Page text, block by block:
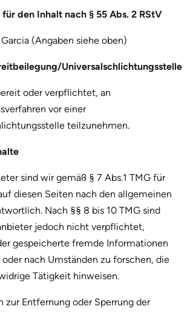
den Inhalt nach § 55 Abs. 2 RStV
(Angaben siehe oben)
Universalschlichtungsstelle
oder verpflichtet, an
vor einer
teilzunehmen.
sind wir gemäß § 7 Abs.1 TMG für
diesen Seiten nach den allgemeinen
Nach §§ 8 bis 10 TMG sind
jedoch nicht verpflichtet,
gespeicherte fremde Informationen
nach Umständen zu forschen, die
Tätigkeit hinweisen.
zur Entfernung oder Sperrung der